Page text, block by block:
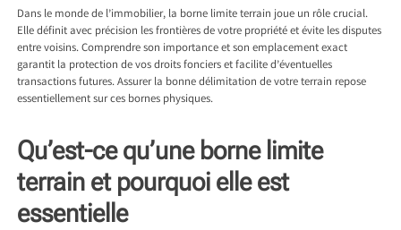
Dans le monde de l’immobilier, la borne limite terrain joue un rôle crucial.
Elle définit avec précision les frontières de votre propriété et évite les disputes
entre voisins. Comprendre son importance et son emplacement exact
garantit la protection de vos droits fonciers et facilite d’éventuelles
transactions futures. Assurer la bonne délimitation de votre terrain repose
essentiellement sur ces bornes physiques.
Qu’est-ce qu’une borne limite
terrain et pourquoi elle est
essentielle